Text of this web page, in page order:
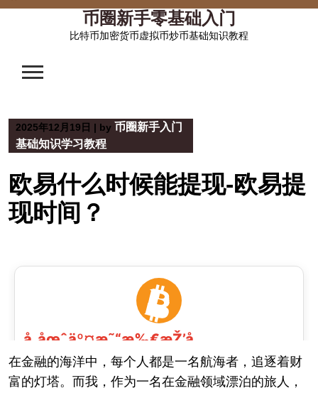
content
币圈新手零基础入门
比特币加密货币虚拟币炒币基础知识教程
2025年12月19日 | by 币圈新手入门
基础知识学习教程
欧易什么时候能提现-欧易提
现时间？
在金融的海洋中，每个人都是一名航海者，追逐着财
富的灯塔。而我，作为一名在金融领域漂泊的旅人，